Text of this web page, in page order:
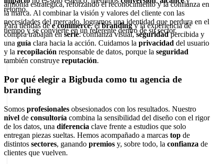
armonía estratégica, reforzando el reconocimiento y la confianza en
la marca. Al combinar la visión y valores del cliente con las
necesidades del mercado, logramos una identidad que perdura en el
tiempo y se convierte en un referente dentro de su sector.
retorno.
Para tiendas dee commerce, elbrandingy la experiencia de
compra trabajan enserie: confianza visual,seguridadpercibida y
una guía clara hacia la acción. Cuidamos la privacidad del usuario
y la recopilación responsable de datos, porque la seguridad
también construye reputación.
Por qué elegir a Bigbuda como tu agencia de
branding
Somos profesionales obsesionados con los resultados. Nuestro
nivel de consultoría combina la sensibilidad del diseño con el rigor
de los datos, una diferencia clave frente a estudios que solo
entregan piezas sueltas. Hemos acompañado a marcas top de
distintos sectores, ganando premios y, sobre todo, la confianza de
clientes que vuelven.